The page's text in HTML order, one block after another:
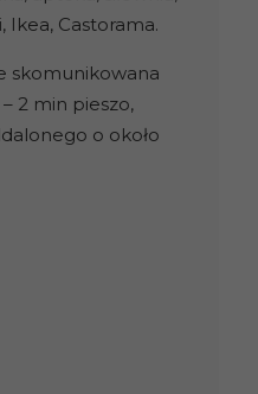
Castorama.
skomunikowana
2 min pieszo,
o około